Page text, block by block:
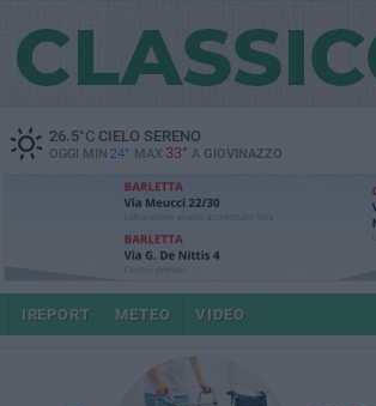
26.5°CCIELO SERENO
OGGI MIN 24° MAX 33° A GIOVINAZZO
IREPORT METEO VIDEO